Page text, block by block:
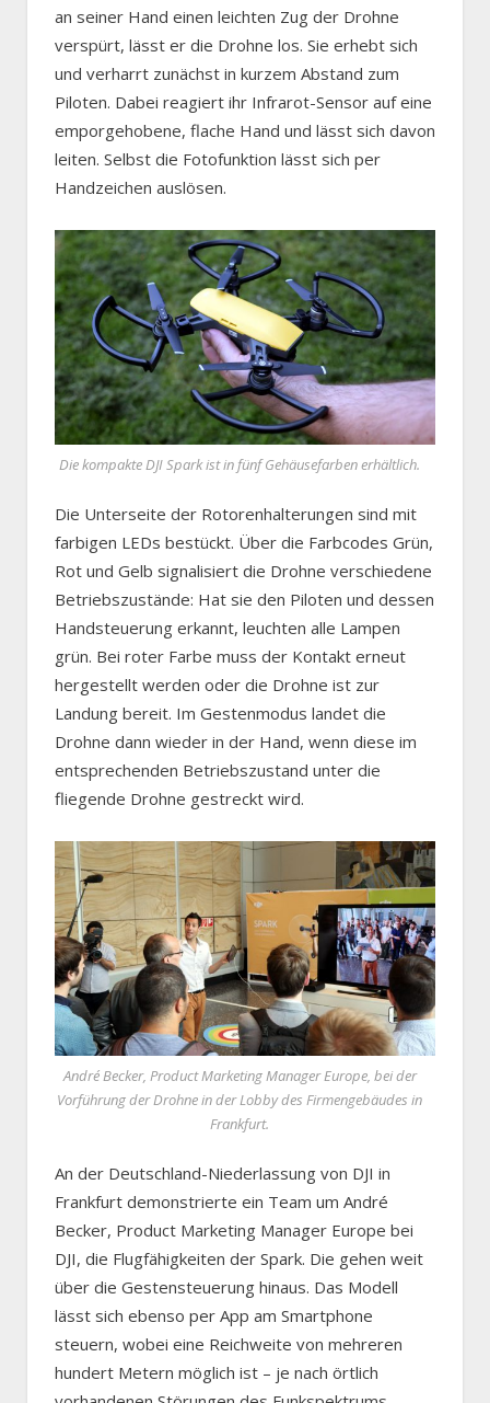
an seiner Hand einen leichten Zug der Drohne
verspürt, lässt er die Drohne los. Sie erhebt sich
und verharrt zunächst in kurzem Abstand zum
Piloten. Dabei reagiert ihr Infrarot-Sensor auf eine
emporgehobene, flache Hand und lässt sich davon
leiten. Selbst die Fotofunktion lässt sich per
Handzeichen auslösen.
Die kompakte DJI Spark ist in fünf Gehäusefarben erhältlich.
Die Unterseite der Rotorenhalterungen sind mit
farbigen LEDs bestückt. Über die Farbcodes Grün,
Rot und Gelb signalisiert die Drohne verschiedene
Betriebszustände: Hat sie den Piloten und dessen
Handsteuerung erkannt, leuchten alle Lampen
grün. Bei roter Farbe muss der Kontakt erneut
hergestellt werden oder die Drohne ist zur
Landung bereit. Im Gestenmodus landet die
Drohne dann wieder in der Hand, wenn diese im
entsprechenden Betriebszustand unter die
fliegende Drohne gestreckt wird.
André Becker, Product Marketing Manager Europe, bei der
Vorführung der Drohne in der Lobby des Firmengebäudes in
Frankfurt.
An der Deutschland-Niederlassung von DJI in
Frankfurt demonstrierte ein Team um André
Becker, Product Marketing Manager Europe bei
DJI, die Flugfähigkeiten der Spark. Die gehen weit
über die Gestensteuerung hinaus. Das Modell
lässt sich ebenso per App am Smartphone
steuern, wobei eine Reichweite von mehreren
hundert Metern möglich ist – je nach örtlich